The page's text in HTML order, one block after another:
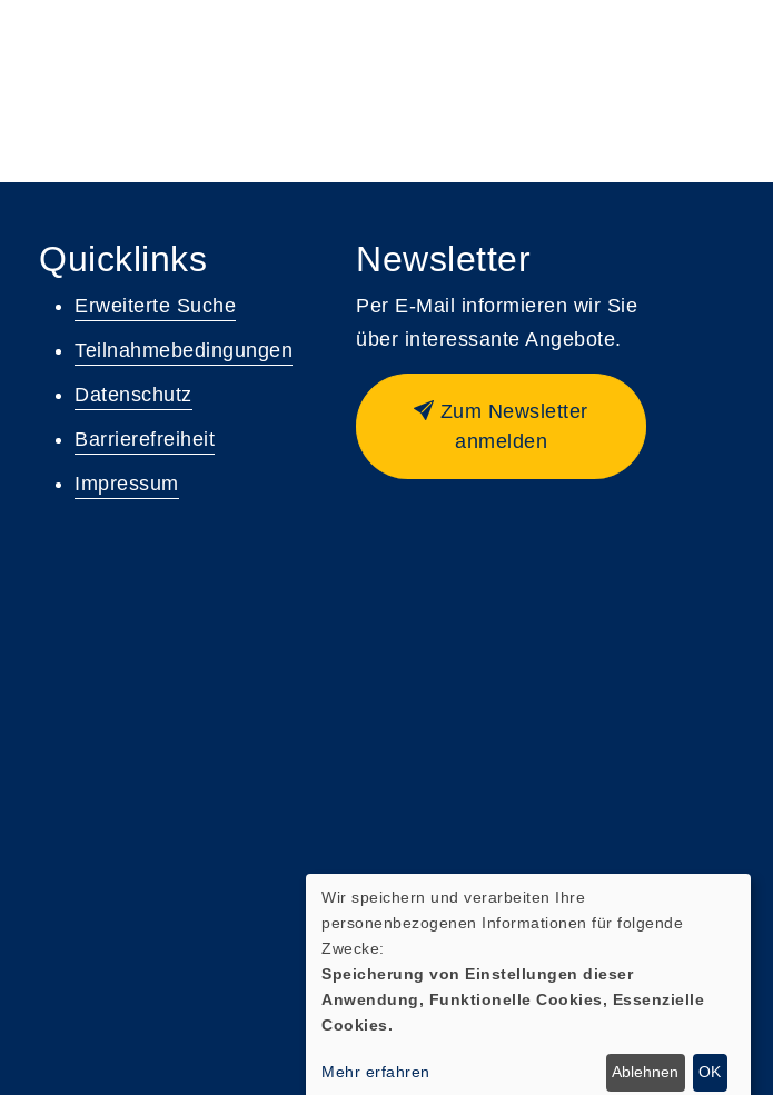
Quicklinks
Erweiterte Suche
Teilnahmebedingungen
Datenschutz
Barrierefreiheit
Impressum
Newsletter
Per E-Mail informieren wir Sie
über interessante Angebote.
Zum Newsletter
anmelden
Wir speichern und verarbeiten Ihre
personenbezogenen Informationen für folgende
Zwecke:
Speicherung von Einstellungen dieser
Anwendung, Funktionelle Cookies, Essenzielle
Cookies.
Mehr erfahren Ablehnen OK